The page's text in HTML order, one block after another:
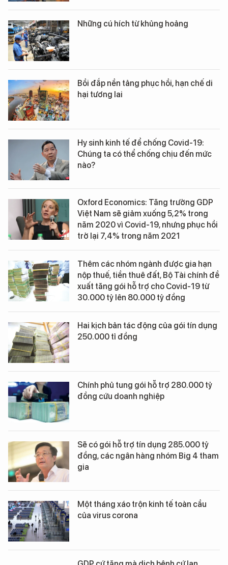
Những cú hích từ khủng hoảng
Bồi đắp nền tảng phục hồi, hạn chế di
hại tương lai
Hy sinh kinh tế để chống Covid-19:
Chúng ta có thể chống chịu đến mức
nào?
Oxford Economics: Tăng trưởng GDP
Việt Nam sẽ giảm xuống 5,2% trong
năm 2020 vì Covid-19, nhưng phục hồi
trở lại 7,4% trong năm 2021
Thêm các nhóm ngành được gia hạn
nộp thuế, tiền thuê đất, Bộ Tài chính đề
xuất tăng gói hỗ trợ cho Covid-19 từ
30.000 tỷ lên 80.000 tỷ đồng
Hai kịch bản tác động của gói tín dụng
250.000 tỉ đồng
Chính phủ tung gói hỗ trợ 280.000 tỷ
đồng cứu doanh nghiệp
Sẽ có gói hỗ trợ tín dụng 285.000 tỷ
đồng, các ngân hàng nhóm Big 4 tham
gia
Một tháng xáo trộn kinh tế toàn cầu
của virus corona